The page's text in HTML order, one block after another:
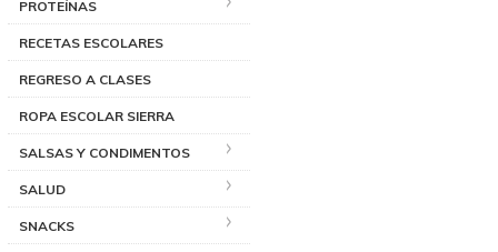
PROTEÍNAS
RECETAS ESCOLARES
REGRESO A CLASES
ROPA ESCOLAR SIERRA
SALSAS Y CONDIMENTOS
SALUD
SNACKS